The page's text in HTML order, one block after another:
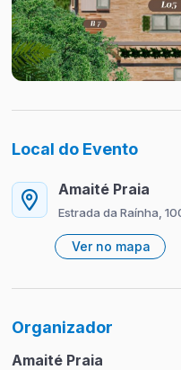
Local do Evento
Amaité Praia
Estrada da Raínha,
Ver no mapa
Organizador
Amaité Praia